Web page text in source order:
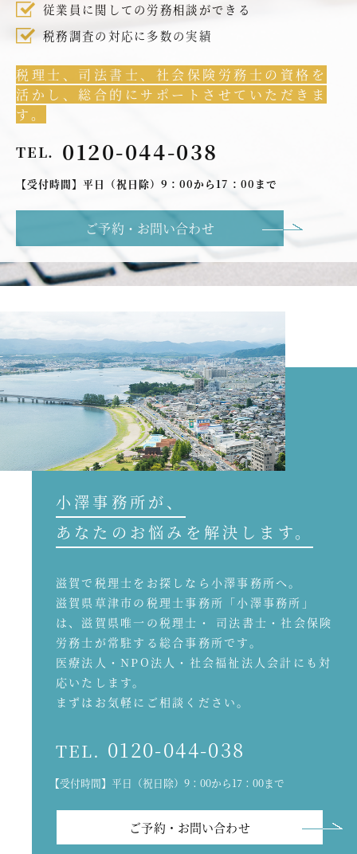
従業員に関しての労務相談ができる
税務調査の対応に多数の実績
税理士、司法書士、社会保険労務士の資格を
活かし、総合的にサポートさせていただきま
す。
TEL. 0120-044-038
【受付時間】平日（祝日除）9：00から17：00まで
ご予約・お問い合わせ
小澤事務所が、
あなたのお悩みを解決します。
滋賀で税理士をお探しなら小澤事務所へ。
滋賀県草津市の税理士事務所「小澤事務所」
は、滋賀県唯一の税理士・ 司法書士・社会保険
労務士が常駐する総合事務所です。
医療法人・NPO法人・社会福祉法人会計にも対
応いたします。
まずはお気軽にご相談ください。
TEL. 0120-044-038
【受付時間】平日（祝日除）9：00から17：00まで
ご予約・お問い合わせ